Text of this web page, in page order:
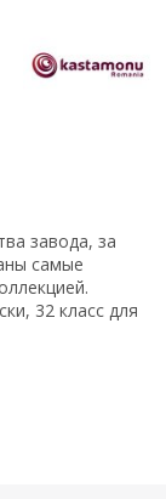
завода, за
самые
32 класс для